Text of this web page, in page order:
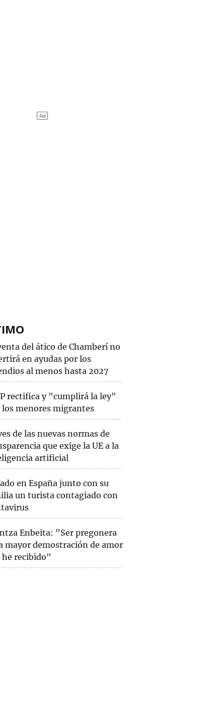
del ático de Chamberí no
en ayudas por los
al menos hasta 2027
rectifica y "cumplirá la ley"
los menores migrantes
de las nuevas normas de
que exige la UE a la
artificial
en España junto con su
un turista contagiado con
Enbeita: "Ser pregonera
mayor demostración de amor
he recibido"